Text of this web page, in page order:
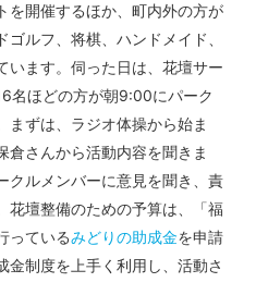
を開催するほか、町内外の方が
ルフ、将棋、ハンドメイド、
います。伺った日は、花壇サー
名ほどの方が朝9:00にパーク
まずは、ラジオ体操から始ま
倉さんから活動内容を聞きま
クルメンバーに意見を聞き、責
花壇整備のための予算は、「福
っているみどりの助成金を申請
金制度を上手く利用し、活動さ